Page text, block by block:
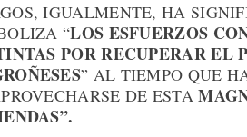
IGUALMENTE, HA
“LOS ESFUERZOS
POR RECUPERAR EL
” AL TIEMPO QUE
DE ESTA